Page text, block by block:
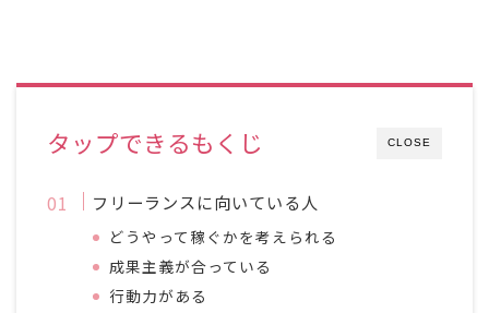
CLOSE
タップできるもくじ
フリーランスに向いている人
どうやって稼ぐかを考えられる
成果主義が合っている
行動力がある